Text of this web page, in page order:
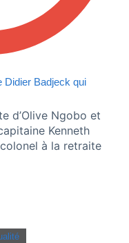
Didier Badjeck qui
d’Olive Ngobo et
Kenneth
à la retraite